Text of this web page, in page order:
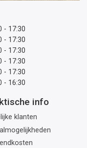
- 17:30
- 17:30
- 17:30
- 17:30
- 17:30
- 16:30
info
klanten